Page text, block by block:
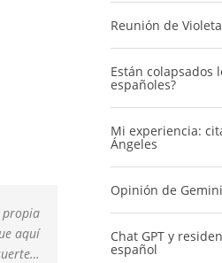
propia
aquí
Reunión de
Están colapsados los consulados
españoles?
Mi experiencia: cita consular en Los
Ángeles
Opinión de
Chat GPT y residencia para familiar de
español